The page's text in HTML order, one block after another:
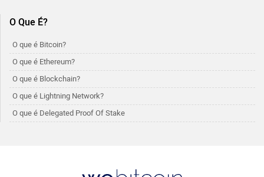
O Que É?
O que é Bitcoin?
O que é Ethereum?
O que é Blockchain?
O que é Lightning Network?
O que é Delegated Proof Of Stake